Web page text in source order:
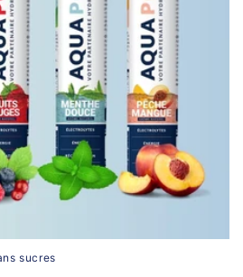
sucres